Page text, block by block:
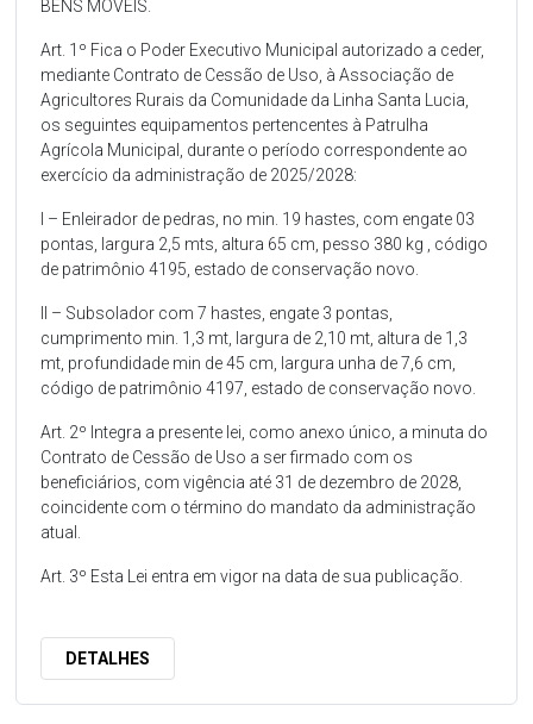
BENS MÓVEIS.
Art. 1º Fica o Poder Executivo Municipal autorizado a ceder,
mediante Contrato de Cessão de Uso, à Associação de
Agricultores Rurais da Comunidade da Linha Santa Lucia,
os seguintes equipamentos pertencentes à Patrulha
Agrícola Municipal, durante o período correspondente ao
exercício da administração de 2025/2028:
I – Enleirador de pedras, no min. 19 hastes, com engate 03
pontas, largura 2,5 mts, altura 65 cm, pesso 380 kg , código
de patrimônio 4195, estado de conservação novo.
II – Subsolador com 7 hastes, engate 3 pontas,
cumprimento min. 1,3 mt, largura de 2,10 mt, altura de 1,3
mt, profundidade min de 45 cm, largura unha de 7,6 cm,
código de patrimônio 4197, estado de conservação novo.
Art. 2º Integra a presente lei, como anexo único, a minuta do
Contrato de Cessão de Uso a ser firmado com os
beneficiários, com vigência até 31 de dezembro de 2028,
coincidente com o término do mandato da administração
atual.
Art. 3º Esta Lei entra em vigor na data de sua publicação.
DETALHES